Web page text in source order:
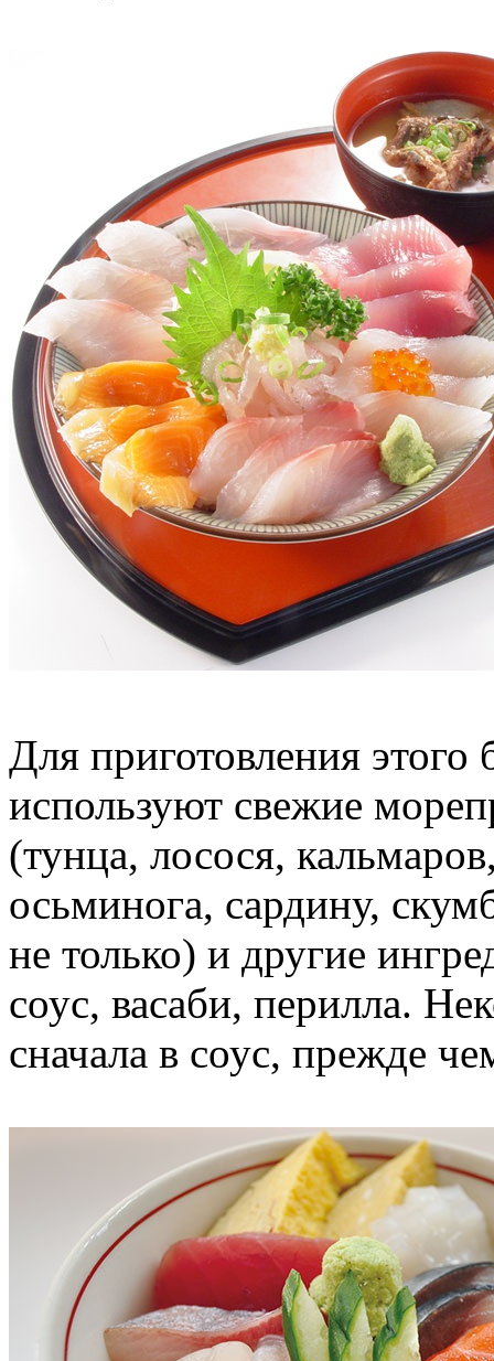
Для приготовления
используют свежие
(тунца, лосося,
осьминога, сардину,
не только) и другие
соус, васаби, перилла.
сначала в соус, прежде